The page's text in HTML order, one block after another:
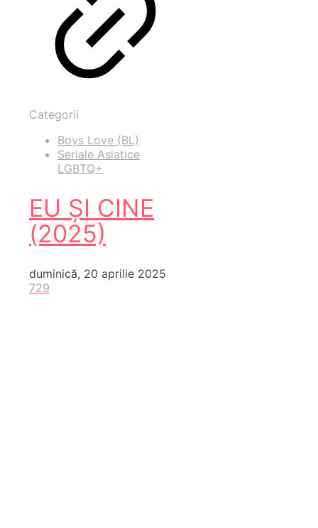
Categorii
Boys Love (BL)
Seriale Asiatice
LGBTQ+
EU ȘI CINE
(2025)
duminică, 20 aprilie 2025
729